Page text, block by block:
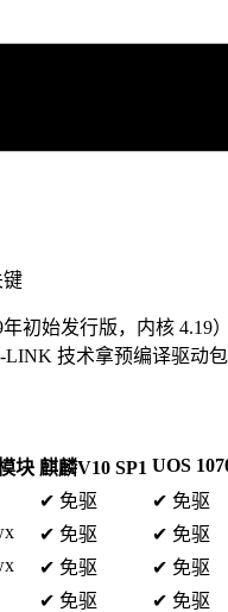
键
初始发行版，内核
技术拿预编译驱动包
块 麒麟V10 SP1 UOS
✔ 免驱 ✔ 免驱
✔ 免驱 ✔ 免驱
✔ 免驱 ✔ 免驱
✔ 免驱 ✔ 免驱